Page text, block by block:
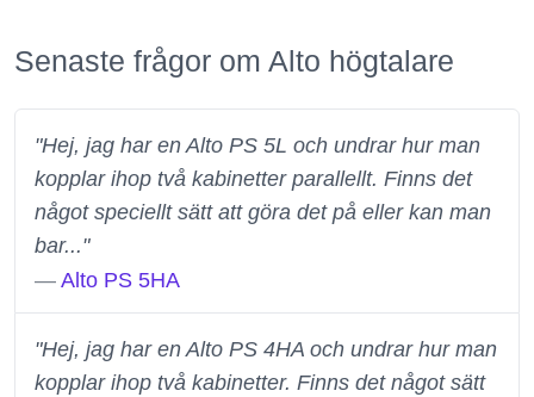
Senaste frågor om Alto högtalare
"Hej, jag har en Alto PS 5L och undrar hur man
kopplar ihop två kabinetter parallellt. Finns det
något speciellt sätt att göra det på eller kan man
bar..."
— Alto PS 5HA
"Hej, jag har en Alto PS 4HA och undrar hur man
kopplar ihop två kabinetter. Finns det något sätt